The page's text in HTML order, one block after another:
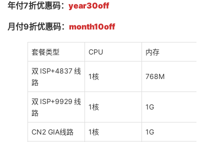
年付7折优惠码： year30off
月付9折优惠码： month10off
套餐类型 CPU 内存
双ISP+4837线
路
1核 768M
双ISP+9929线
路
1核 1G
CN2 GIA线路 1核 1G